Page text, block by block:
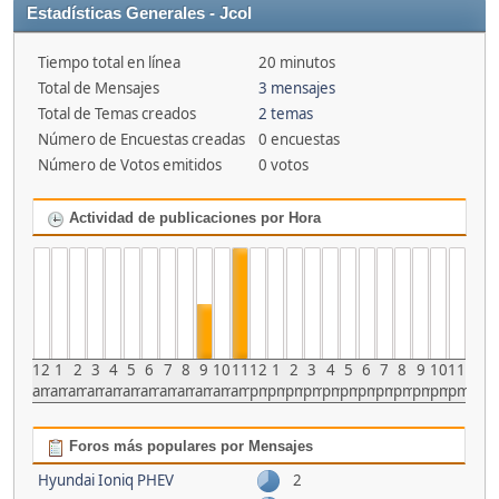
Estadísticas Generales - Jcol
Tiempo total en línea
20 minutos
Total de Mensajes
3 mensajes
Total de Temas creados
2 temas
Número de Encuestas creadas
0 encuestas
Número de Votos emitidos
0 votos
Actividad de publicaciones por Hora
12
am
1
am
2
am
3
am
4
am
5
am
6
am
7
am
8
am
9
am
10
am
11
am
12
pm
1
pm
2
pm
3
pm
4
pm
5
pm
6
pm
7
pm
8
pm
9
pm
10
pm
11
pm
Foros más populares por Mensajes
Hyundai Ioniq PHEV
2